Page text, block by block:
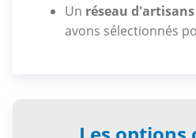
Un réseau d'artisans
avons sélectionnés